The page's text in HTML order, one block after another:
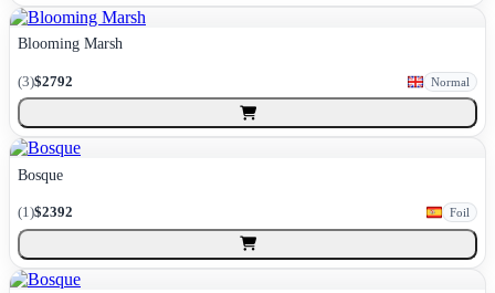
Blooming Marsh
(3)$2792 Normal
Bosque
(1)$2392 Foil